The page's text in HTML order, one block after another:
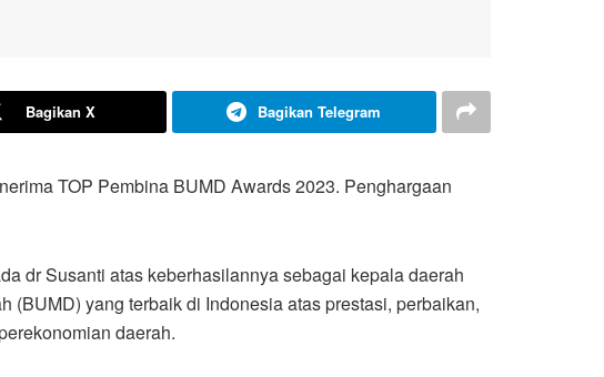
Bagikan X Bagikan Telegram
TOP Pembina BUMD Awards 2023. Penghargaan
dr Susanti atas keberhasilannya sebagai kepala daerah
yang terbaik di Indonesia atas prestasi, perbaikan,
daerah.